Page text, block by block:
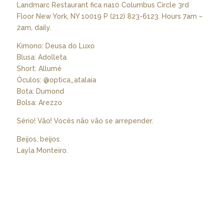
Landmarc Restaurant fica na10 Columbus Circle 3rd
Floor New York, NY 10019 P (212) 823-6123. Hours 7am –
2am, daily.
Kimono: Deusa do Luxo
Blusa: Adolleta
Short: Allumé
Óculos: @optica_atalaia
Bota: Dumond
Bolsa: Arezzo
Sério! Vão! Vocês não vão se arrepender.
Beijos, beijos.
Layla Monteiro.